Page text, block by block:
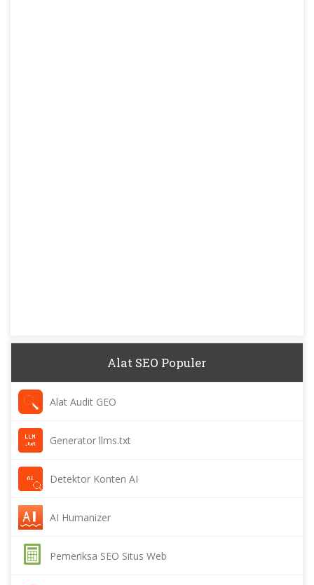
Alat SEO Populer
Alat Audit GEO
Generator llms.txt
Detektor Konten AI
AI Humanizer
Pemeriksa SEO Situs Web